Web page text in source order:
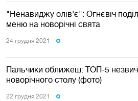
"Ненавиджу олів'є": Огнєвіч
меню на новорічні свята
24 грудня 2021
Пальчики оближеш: ТОП-5
новорічного столу (фото)
22 грудня 2021